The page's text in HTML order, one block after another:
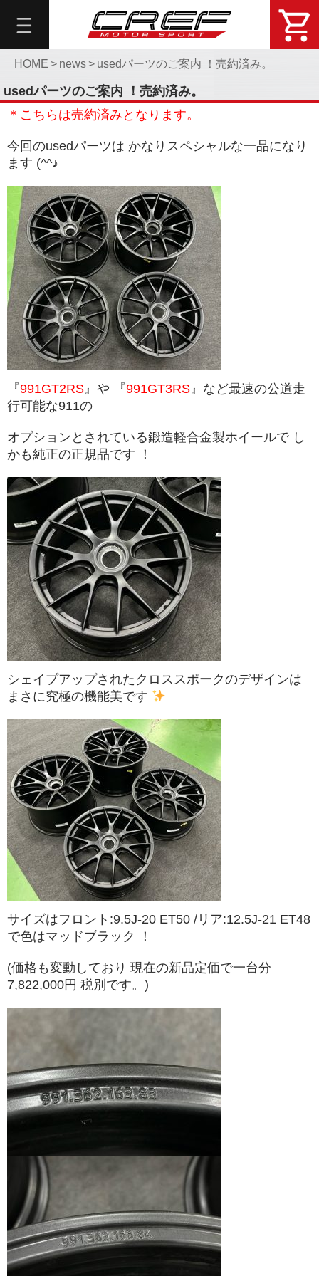
メ
ニ
ー
About
DemoCar
問
い
せ・
約
Online
Shop
Blog
menu
Service
products
Car
Customer
Racing
PPF/
ル
ム
GiroDisc
HOME > news> usedパーツのご案内 ！売約済み。
usedパーツのご案内 ！売約済み。
＊こちらは売約済みとなります。
今回のusedパーツは かなりスペシャルな一品になり
ます (^^♪
『991GT2RS 』や 『991GT3RS 』など最速の公道走
行可能な911の
オプションとされている鍛造軽合金製ホイールで し
かも純正の正規品です ！
シェイプアップされたクロススポークのデザインは
まさに究極の機能美です
サイズはフロント:9.5J-20 ET50 /リア:12.5J-21 ET48
で色はマッドブラック ！
(価格も変動しており 現在の新品定価で一台分
7,822,000円 税別です。)